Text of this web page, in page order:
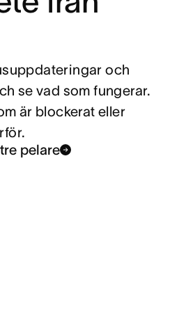
och
se vad som fungerar.
är blockerat eller
pelare